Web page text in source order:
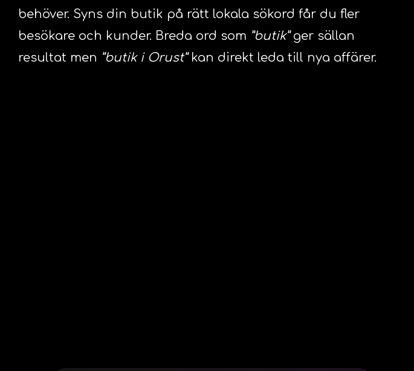
behöver. Syns din butik på rätt lokala sökord får du fler
besökare och kunder. Breda ord som ”butik”ger sällan
resultat men ”butik i Orust”kan direkt leda till nya affärer.